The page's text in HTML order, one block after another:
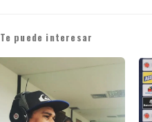
Te puede interesar